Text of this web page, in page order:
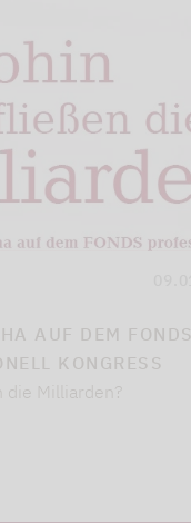
AUF DEM FONDS
KONGRESS
die Milliarden?